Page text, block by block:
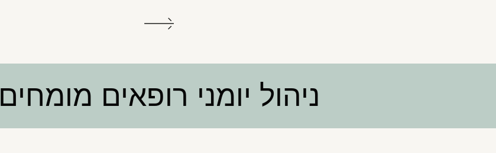
ניהול יומני רופאים מומחים